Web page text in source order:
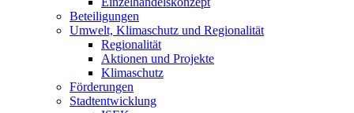
Beteiligungen
Umwelt, Klimaschutz und Regionalität
Regionalität
Aktionen und Projekte
Klimaschutz
Förderungen
Stadtentwicklung